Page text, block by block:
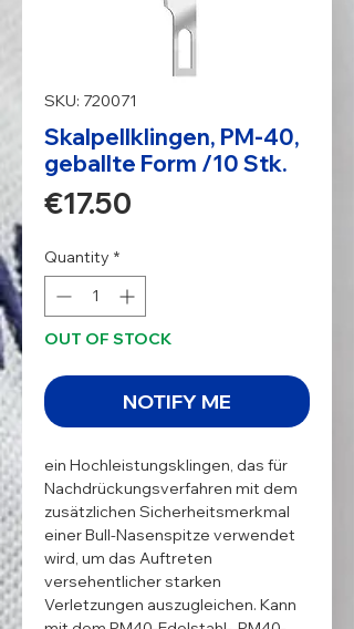
SKU: 720071
Skalpellklingen, PM-40,
geballte Form /10 Stk.
€17.50
Quantity *
OUT OF STOCK
NOTIFY ME
ein Hochleistungsklingen, das für
Nachdrückungsverfahren mit dem
zusätzlichen Sicherheitsmerkmal
einer Bull-Nasenspitze verwendet
wird, um das Auftreten
versehentlicher starken
Verletzungen auszugleichen. Kann